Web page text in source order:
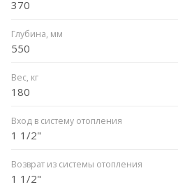
370
Глубина, мм
550
Вес, кг
180
Вход в систему отопления
1 1/2"
Возврат из системы отопления
1 1/2"